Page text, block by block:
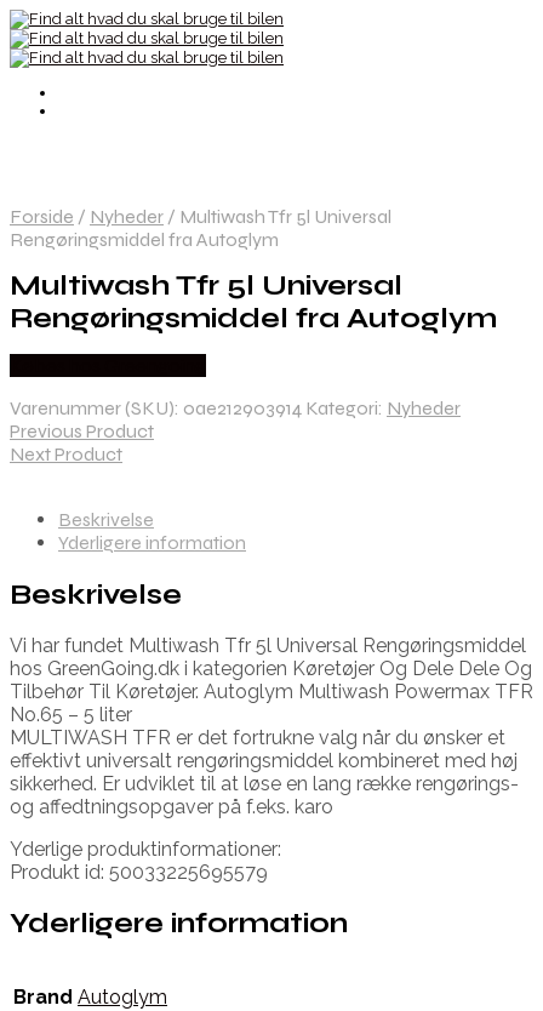
Forside / Nyheder / Multiwash Tfr 5l Universal
Rengøringsmiddel fra Autoglym
Multiwash Tfr 5l Universal
Rengøringsmiddel fra Autoglym
Varenummer (SKU): 0ae212903914 Kategori: Nyheder
Previous Product
Next Product
Beskrivelse
Yderligere information
Beskrivelse
Vi har fundet Multiwash Tfr 5l Universal Rengøringsmiddel
hos GreenGoing.dk i kategorien Køretøjer Og Dele Dele Og
Tilbehør Til Køretøjer. Autoglym Multiwash Powermax TFR
No.65 – 5 liter
MULTIWASH TFR er det fortrukne valg når du ønsker et
effektivt universalt rengøringsmiddel kombineret med høj
sikkerhed. Er udviklet til at løse en lang række rengørings-
og affedtningsopgaver på f.eks. karo
Yderlige produktinformationer:
Produkt id: 50033225695579
Yderligere information
Brand Autoglym